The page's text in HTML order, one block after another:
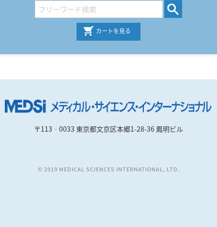
カートを見る
〒113‐0033 東京都文京区本郷1-28-36 鳳明ビル
© 2019 MEDICAL SCIENCES INTERNATIONAL, LTD.